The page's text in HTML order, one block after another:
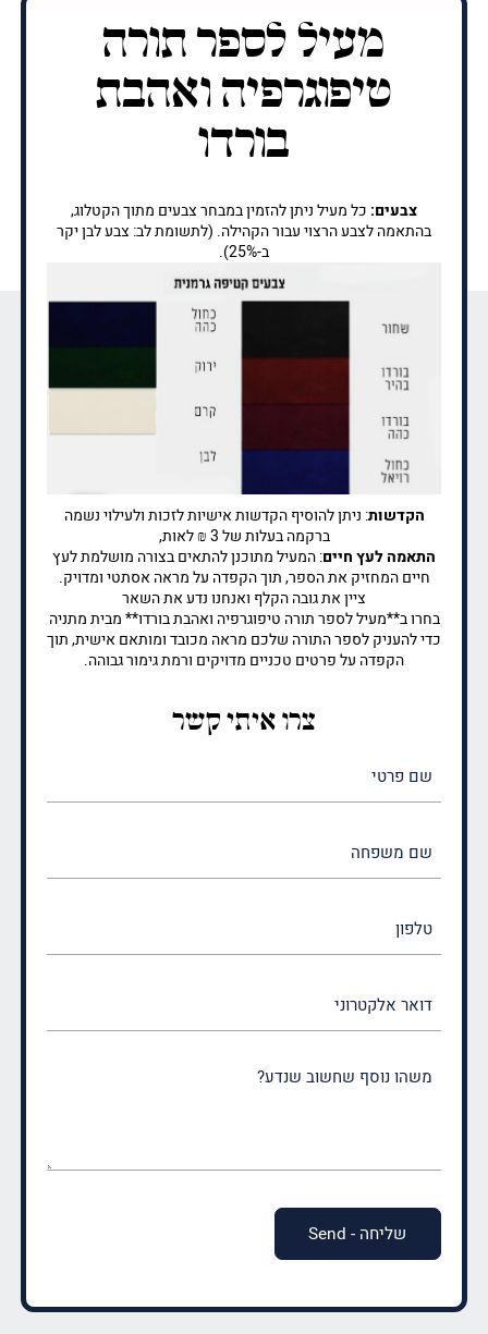
מעיל לספר תורה
טיפוגרפיה ואהבת
בורדו
צבעים: כל מעיל ניתן להזמין במבחר צבעים מתוך הקטלוג,
בהתאמה לצבע הרצוי עבור הקהילה. (לתשומת לב: צבע לבן יקר
ב-25%).
הקדשות: ניתן להוסיף הקדשות אישיות לזכות ולעילוי נשמה
ברקמה בעלות של 3 ₪ לאות,
התאמה לעץ חיים: המעיל מתוכנן להתאים בצורה מושלמת לעץ
חיים המחזיק את הספר, תוך הקפדה על מראה אסתטי ומדויק.
ציין את גובה הקלף ואנחנו נדע את השאר
בחרו ב**מעיל לספר תורה טיפוגרפיה ואהבת בורדו** מבית מתניה
כדי להעניק לספר התורה שלכם מראה מכובד ומותאם אישית, תוך
הקפדה על פרטים טכניים מדויקים ורמת גימור גבוהה.
צרו איתי קשר
(חובה)
(חובה)